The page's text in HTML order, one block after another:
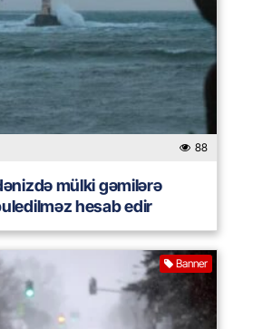
88
mülki gəmilərə
hesab edir
Banner